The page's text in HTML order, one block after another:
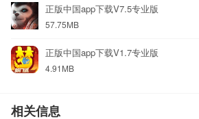
正版中国app下载V7.5专业版
57.75MB
正版中国app下载V1.7专业版
4.91MB
相关信息